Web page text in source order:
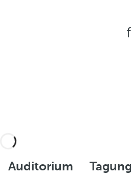
Auditorium